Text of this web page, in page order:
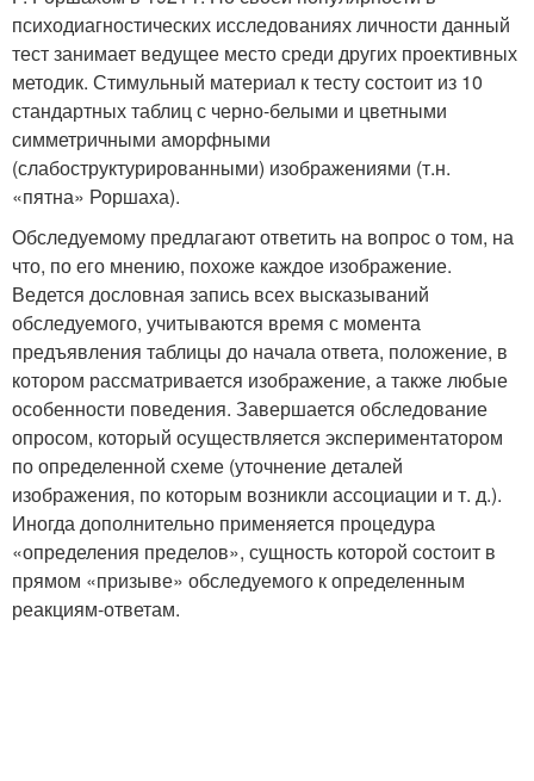
психодиагностических исследованиях личности данный
тест занимает ведущее место среди других проективных
методик. Стимульный материал к тесту состоит из 10
стандартных таблиц с черно-белыми и цветными
симметричными аморфными
(слабоструктурированными) изображениями (т.н.
«пятна» Роршаха).
Обследуемому предлагают ответить на вопрос о том, на
что, по его мнению, похоже каждое изображение.
Ведется дословная запись всех высказываний
обследуемого, учитываются время с момента
предъявления таблицы до начала ответа, положение, в
котором рассматривается изображение, а также любые
особенности поведения. Завершается обследование
опросом, который осуществляется экспериментатором
по определенной схеме (уточнение деталей
изображения, по которым возникли ассоциации и т. д.).
Иногда дополнительно применяется процедура
«определения пределов», сущность которой состоит в
прямом «призыве» обследуемого к определенным
реакциям-ответам.